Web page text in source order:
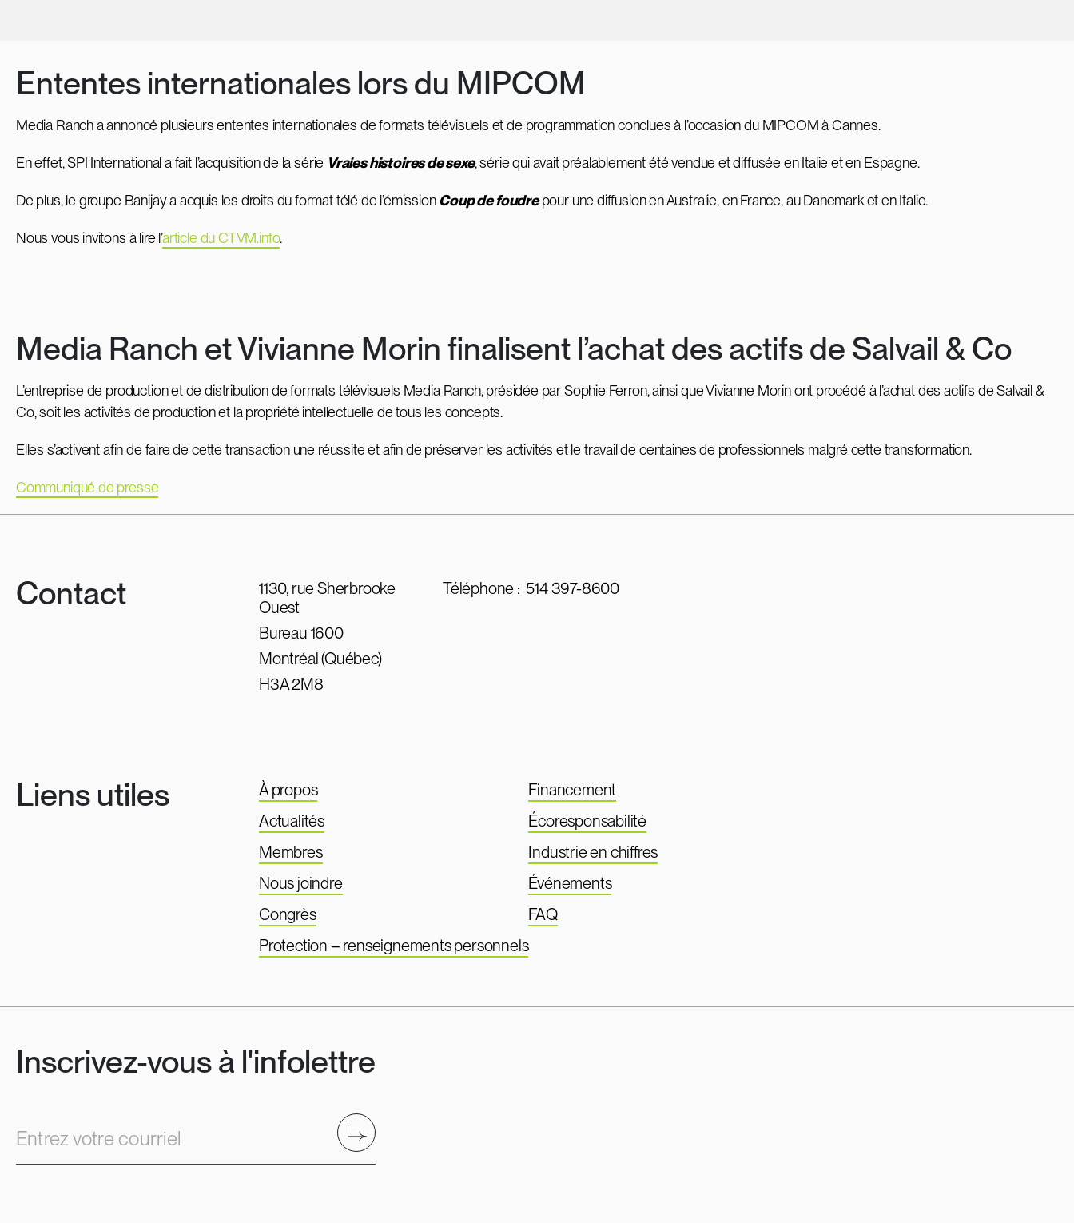
Ententes internationales lors du MIPCOM
Media Ranch a annoncé plusieurs ententes internationales de formats télévisuels et de programmation conclues à l’occasion du MIPCOM à Cannes.
En effet, SPI International a fait l’acquisition de la série Vraies histoires de sexe, série qui avait préalablement été vendue et diffusée en Italie et en Espagne.
De plus, le groupe Banijay a acquis les droits du format télé de l’émission Coup de foudrepour une diffusion en Australie, en France, au Danemark et en Italie.
Nous vous invitons à lire l’article du CTVM.info.
Media Ranch et Vivianne Morin finalisent l’achat des actifs de Salvail & Co
L’entreprise de production et de distribution de formats télévisuels Media Ranch, présidée par Sophie Ferron, ainsi que Vivianne Morin ont procédé à l’achat des actifs de Salvail &
Co, soit les activités de production et la propriété intellectuelle de tous les concepts.
Elles s’activent afin de faire de cette transaction une réussite et afin de préserver les activités et le travail de centaines de professionnels malgré cette transformation.
Communiqué de presse
Contact
1130, rue Sherbrooke
Ouest
Bureau 1600
Montréal (Québec)
H3A 2M8
Téléphone :514 397-8600
Liens utiles
À propos
Actualités
Membres
Nous joindre
Congrès
Protection – renseignements personnels
Financement
Écoresponsabilité
Industrie en chiffres
Événements
FAQ
Inscrivez-vous à l'infolettre
Entrez votre courriel Envoyer